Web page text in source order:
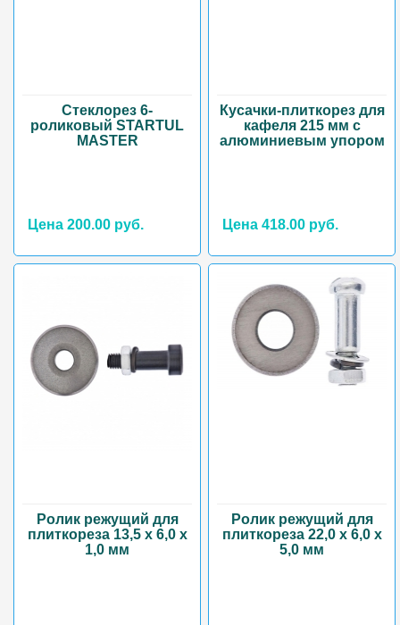
Стеклорез 6-
роликовый STARTUL
MASTER
Цена 200.00 руб.
Кусачки-плиткорез для
кафеля 215 мм с
алюминиевым упором
Цена 418.00 руб.
Ролик режущий для
плиткореза 13,5 х 6,0 х
1,0 мм
Ролик режущий для
плиткореза 22,0 х 6,0 х
5,0 мм